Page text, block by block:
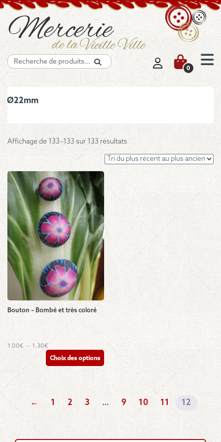
Recherche
0
Ø22mm
Affichage de 133–133 sur 133 résultatsTrié
du
plus
récent
au
plus
ancien
Bouton – Bombé et très coloré
1.00€ – 1.30€Plage
de
prix :
1.00€
à
1.30€
Choix des options
Ce
produit
a
plusieurs
variations.
Les
options
peuvent
être
choisies
← 1 2 3 … 9 10 11 12